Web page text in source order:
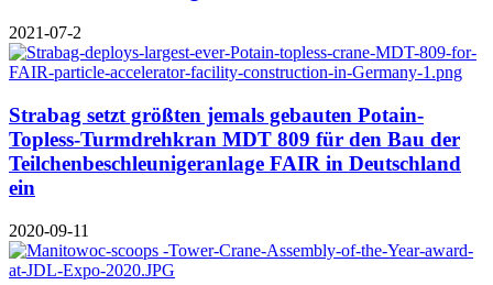
2021-07-2
Strabag setzt größten jemals gebauten Potain-
Topless-Turmdrehkran MDT 809 für den Bau der
Teilchenbeschleunigeranlage FAIR in Deutschland
ein
2020-09-11